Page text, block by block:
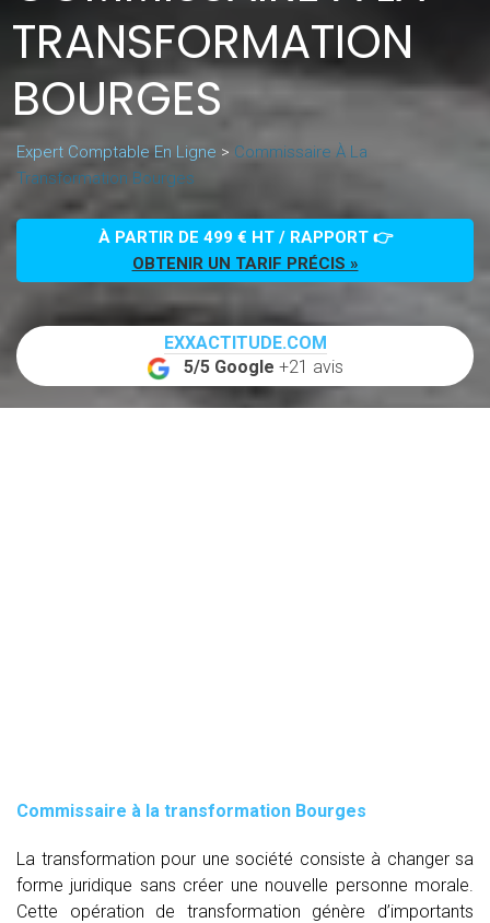
TRANSFORMATION
BOURGES
Expert Comptable En Ligne > Commissaire À La
Transformation Bourges
À PARTIR DE 499 € HT / RAPPORT 👉
OBTENIR UN TARIF PRÉCIS »
EXXACTITUDE.COM
5/5 Google +21 avis
Commissaire à la transformation Bourges
La transformation pour une société consiste à changer sa
forme juridique sans créer une nouvelle personne morale.
Cette opération de transformation génère d’importants